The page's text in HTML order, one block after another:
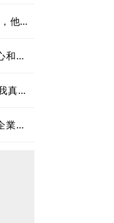
他只
和電
真的
業內